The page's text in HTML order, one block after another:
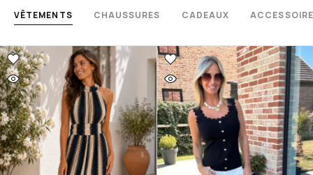
VÊTEMENTS CHAUSSURES CADEAUX